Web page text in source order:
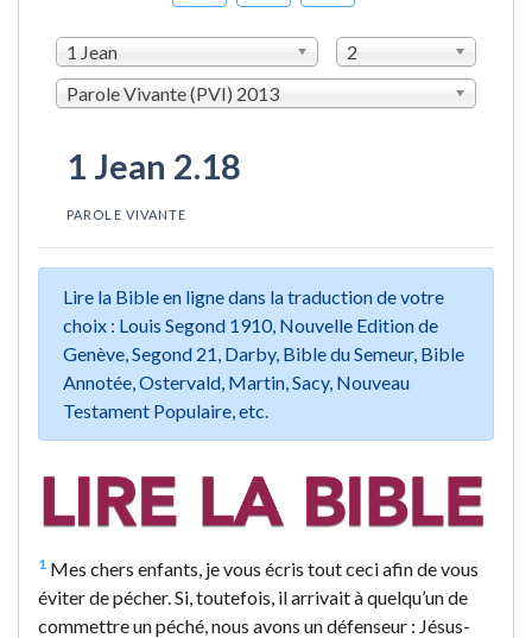
1 Jean
2
Parole Vivante (PVI) 2013
1 Jean 2.18
PAROLE VIVANTE
Lire la Bible en ligne dans la traduction de votre
choix : Louis Segond 1910, Nouvelle Edition de
Genève, Segond 21, Darby, Bible du Semeur, Bible
Annotée, Ostervald, Martin, Sacy, Nouveau
Testament Populaire, etc.
1 Mes chers enfants, je vous écris tout ceci afin de vous
éviter de pécher. Si, toutefois, il arrivait à quelqu’un de
commettre un péché, nous avons un défenseur : Jésus-